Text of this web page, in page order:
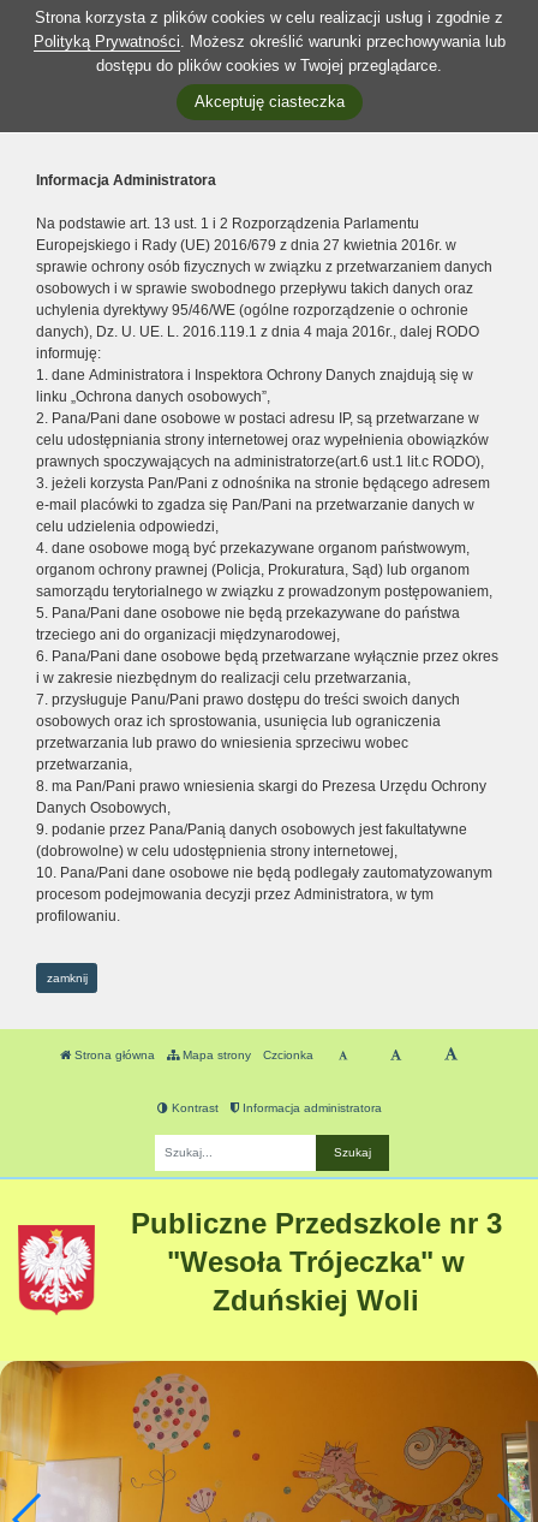
Strona korzysta z plików cookies w celu realizacji usług i zgodnie z
Polityką Prywatności. Możesz określić warunki przechowywania lub
dostępu do plików cookies w Twojej przeglądarce.
Akceptuję ciasteczka
Informacja Administratora
Na podstawie art. 13 ust. 1 i 2 Rozporządzenia Parlamentu
Europejskiego i Rady (UE) 2016/679 z dnia 27 kwietnia 2016r. w
sprawie ochrony osób fizycznych w związku z przetwarzaniem danych
osobowych i w sprawie swobodnego przepływu takich danych oraz
uchylenia dyrektywy 95/46/WE (ogólne rozporządzenie o ochronie
danych), Dz. U. UE. L. 2016.119.1 z dnia 4 maja 2016r., dalej RODO
informuję:
1. dane Administratora i Inspektora Ochrony Danych znajdują się w
linku „Ochrona danych osobowych”,
2. Pana/Pani dane osobowe w postaci adresu IP, są przetwarzane w
celu udostępniania strony internetowej oraz wypełnienia obowiązków
prawnych spoczywających na administratorze(art.6 ust.1 lit.c RODO),
3. jeżeli korzysta Pan/Pani z odnośnika na stronie będącego adresem
e-mail placówki to zgadza się Pan/Pani na przetwarzanie danych w
celu udzielenia odpowiedzi,
4. dane osobowe mogą być przekazywane organom państwowym,
organom ochrony prawnej (Policja, Prokuratura, Sąd) lub organom
samorządu terytorialnego w związku z prowadzonym postępowaniem,
5. Pana/Pani dane osobowe nie będą przekazywane do państwa
trzeciego ani do organizacji międzynarodowej,
6. Pana/Pani dane osobowe będą przetwarzane wyłącznie przez okres
i w zakresie niezbędnym do realizacji celu przetwarzania,
7. przysługuje Panu/Pani prawo dostępu do treści swoich danych
osobowych oraz ich sprostowania, usunięcia lub ograniczenia
przetwarzania lub prawo do wniesienia sprzeciwu wobec
przetwarzania,
8. ma Pan/Pani prawo wniesienia skargi do Prezesa Urzędu Ochrony
Danych Osobowych,
9. podanie przez Pana/Panią danych osobowych jest fakultatywne
(dobrowolne) w celu udostępnienia strony internetowej,
10. Pana/Pani dane osobowe nie będą podlegały zautomatyzowanym
procesom podejmowania decyzji przez Administratora, w tym
profilowaniu.
zamknij
Strona główna Mapa strony Czcionka
Kontrast Informacja administratora
Publiczne Przedszkole nr 3
"Wesoła Trójeczka" w
Zduńskiej Woli